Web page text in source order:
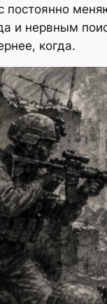
постоянно
и нервным
когда.